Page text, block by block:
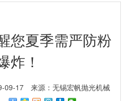
您夏季需严防粉
炸！
09-17
来源：无锡宏帆抛光机械